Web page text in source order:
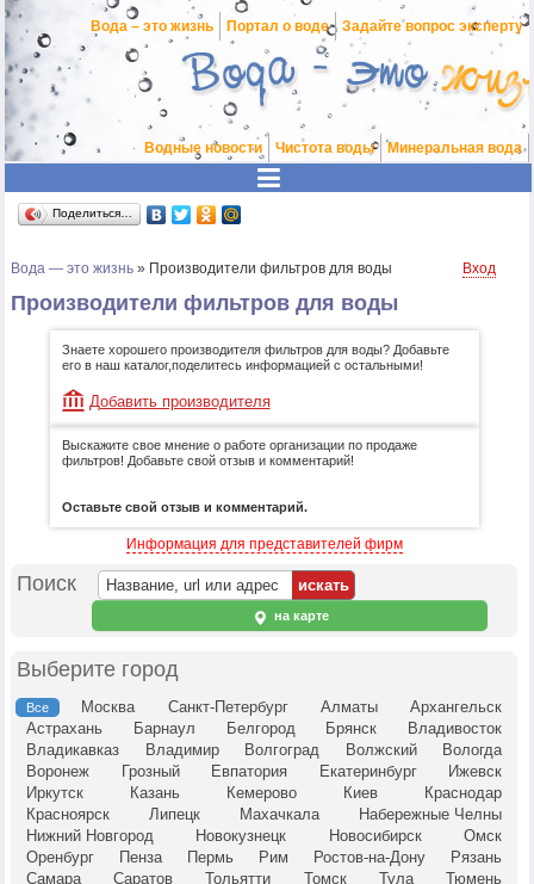
Вода – это жизнь Портал о воде Задайте вопрос эксперту
Водные новости Чистота воды Минеральная вода
Поделиться…
Вода — это жизнь » Производители фильтров для воды Вход
Производители фильтров для воды
Знаете хорошего производителя фильтров для воды? Добавьте
его в наш каталог,поделитесь информацией с остальными!
Добавить производителя
Выскажите свое мнение о работе организации по продаже
фильтров! Добавьте свой отзыв и комментарий!
Оставьте свой отзыв и комментарий.
Информация для представителей фирм
Поиск
на карте
Выберите город
Все Москва Санкт-Петербург Алматы
Архангельск
Астрахань
Барнаул Белгород Брянск
Владивосток
Владикавказ
Владимир Волгоград Волжский
Вологда
Воронеж
Грозный Евпатория Екатеринбург
Ижевск
Иркутск
Казань Кемерово Киев
Краснодар
Красноярск
Липецк Махачкала
Набережные Челны
Нижний Новгород
Новокузнецк Новосибирск
Омск
Оренбург
Пенза Пермь Рим Ростов-на-Дону
Рязань
Самара
Саратов Тольятти Томск Тула
Тюмень